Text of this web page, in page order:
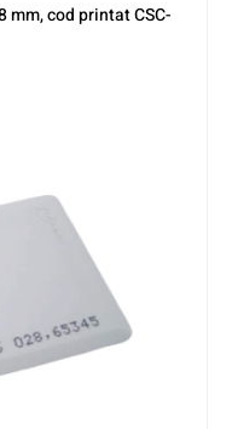
mm, cod printat CSC-